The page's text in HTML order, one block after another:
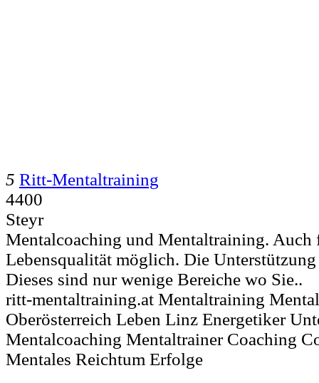
5 Ritt-Mentaltraining
4400
Steyr
Mentalcoaching und Mentaltraining. Auch
Lebensqualität möglich. Die
Dieses sind nur wenige Bereiche wo Sie..
ritt-mentaltraining.at Mentaltraining
Oberösterreich Leben Linz Energetiker
Mentalcoaching Mentaltrainer Coaching
Mentales Reichtum Erfolge